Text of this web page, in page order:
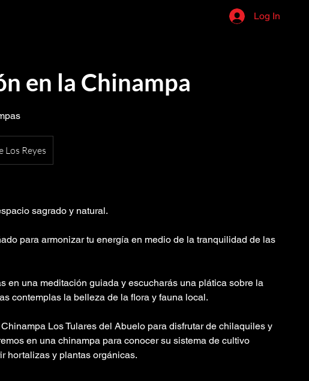
Log In
en la Chinampa
Los Reyes
sagrado y natural.
para armonizar tu energía en medio de la tranquilidad de las
en una meditación guiada y escucharás una plática sobre la
contemplas la belleza de la flora y fauna local.
Los Tulares del Abuelo para disfrutar de chilaquiles y
en una chinampa para conocer su sistema de cultivo
hortalizas y plantas orgánicas.